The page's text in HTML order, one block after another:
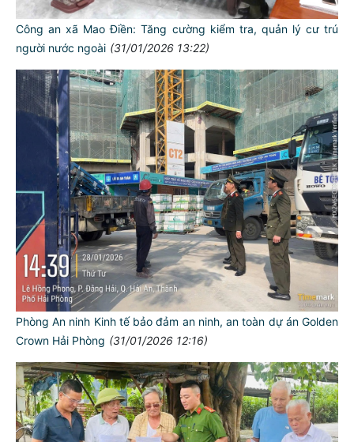
Công an xã Mao Điền: Tăng cường kiểm tra, quản lý cư trú
người nước ngoài (31/01/2026 13:22)
Phòng An ninh Kinh tế bảo đảm an ninh, an toàn dự án Golden
Crown Hải Phòng (31/01/2026 12:16)